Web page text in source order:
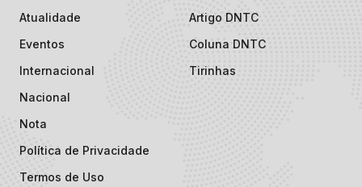
Atualidade
Eventos
Internacional
Nacional
Nota
Política de Privacidade
Termos de Uso
Artigo DNTC
Coluna DNTC
Tirinhas